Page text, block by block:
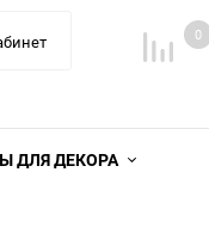
0
ДЛЯ ДЕКОРА